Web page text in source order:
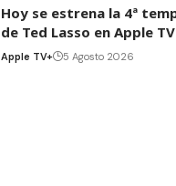
Hoy se estrena la 4ª
de Ted Lasso en Apple TV
Apple TV+ 5 Agosto 2026